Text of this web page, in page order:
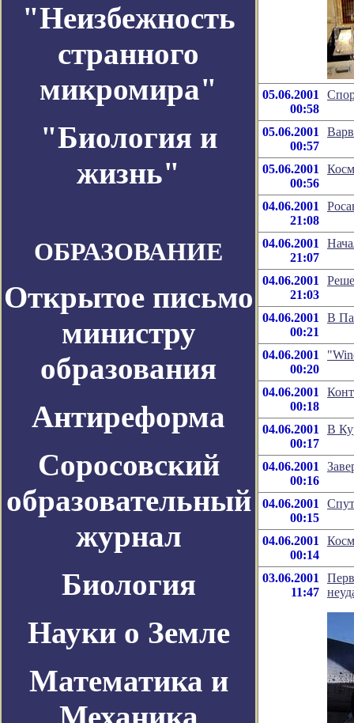
"Неизбежность
странного
микромира"
"Биология и
жизнь"
ОБРАЗОВАНИЕ
Открытое письмо
министру
образования
Антиреформа
Соросовский
образовательный
журнал
Биология
Науки о Земле
Математика и
05.06.2001
00:58
05.06.2001
00:57
05.06.2001
00:56
04.06.2001
21:08
04.06.2001
21:07
04.06.2001
21:03
04.06.2001
00:21
В
04.06.2001
00:20
04.06.2001
00:18
04.06.2001
00:17
В
04.06.2001
00:16
04.06.2001
00:15
04.06.2001
00:14
03.06.2001
11:47